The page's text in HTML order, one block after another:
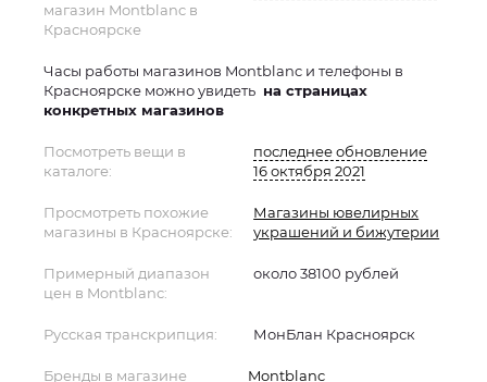
магазин Montblanc в
Красноярске
Часы работы магазинов Montblanc и телефоны в
Красноярске можно увидеть на страницах
конкретных магазинов
Посмотреть вещи в
каталоге:
последнее обновление
16 октября 2021
Просмотреть похожие
магазины в Красноярске:
Магазины ювелирных
украшений и бижутерии
Примерный диапазон
цен в Montblanc:
около 38100 рублей
Русская транскрипция: МонБлан Красноярск
Бренды в магазине Montblanc